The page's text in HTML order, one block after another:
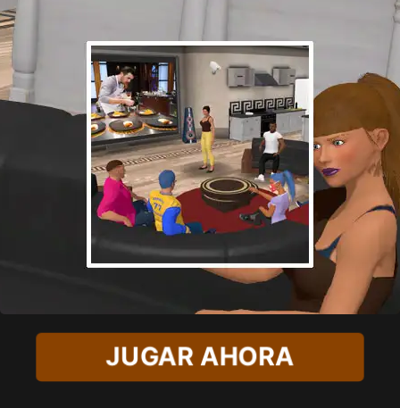
JUGAR AHORA